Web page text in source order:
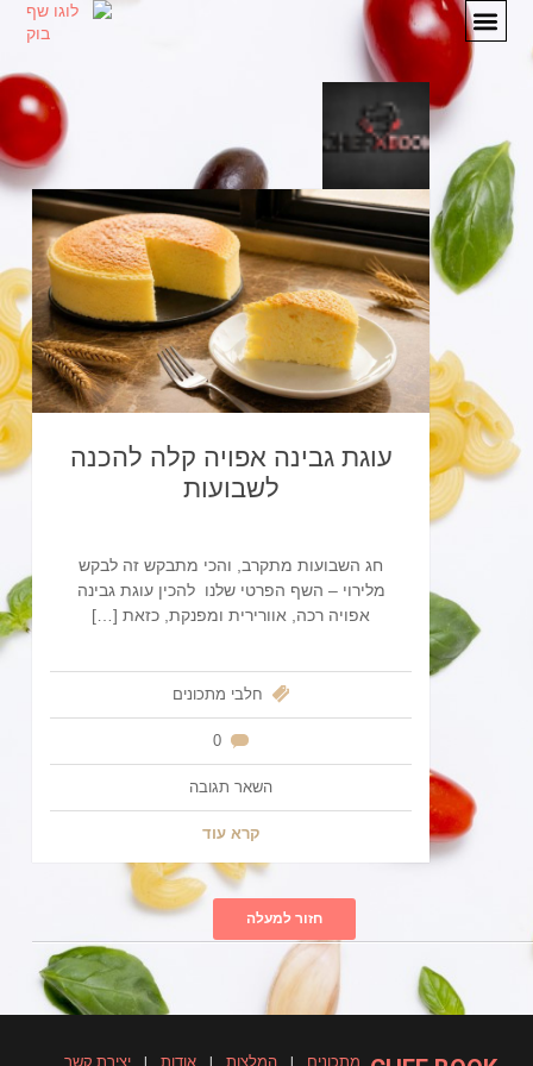
מתכונים
המלצות
אודות
יצירת קשר
עוגת גבינה אפויה קלה להכנה
לשבועות
חג השבועות מתקרב, והכי מתבקש זה לבקש
מלירוי – השף הפרטי שלנו להכין עוגת גבינה
אפויה רכה, אוורירית ומפנקת, כזאת […]
חלבי מתכונים
0
השאר תגובה
קרא עוד
חזור למעלה
מתכונים | המלצות | אודות | יצירת קשר